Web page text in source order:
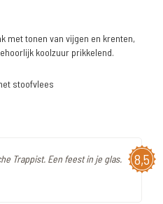
met tonen van vijgen en krenten,
koolzuur prikkelend.
stoofvlees
8,5
Trappist. Een feest in je glas.